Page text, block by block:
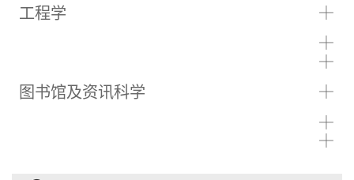
工程学
图书馆及资讯科学